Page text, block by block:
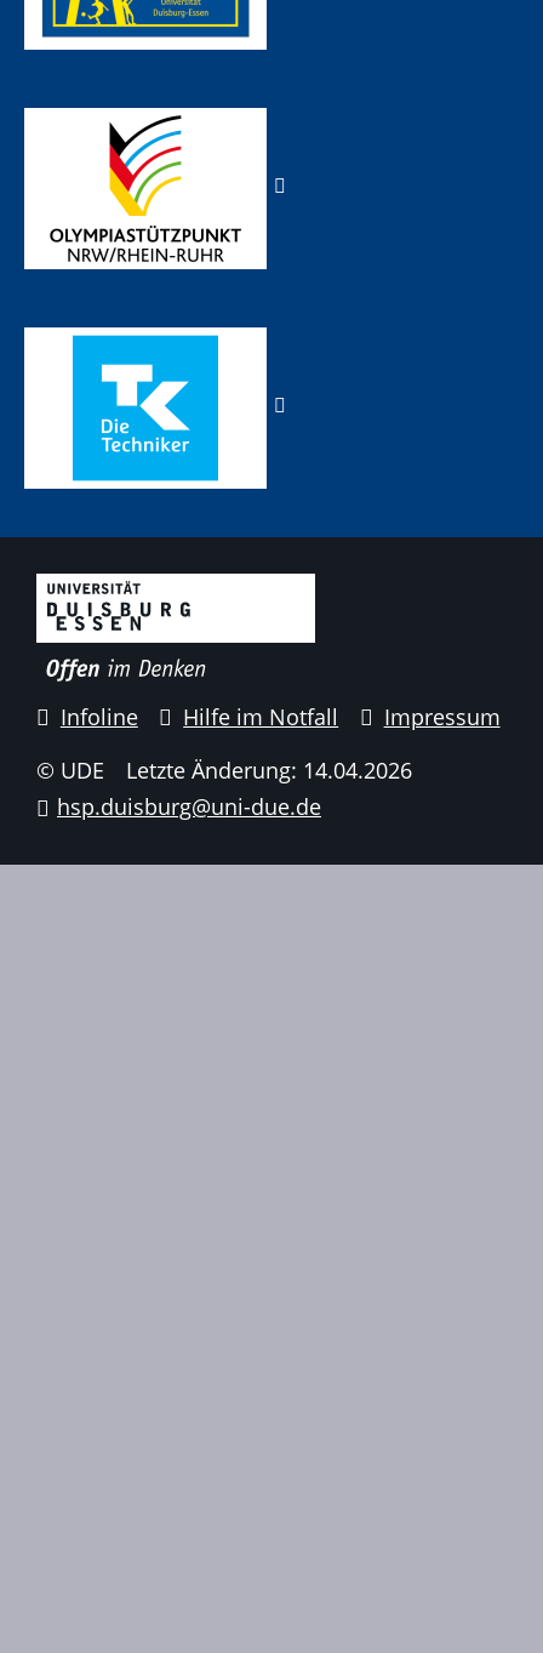
Infoline Hilfe im Notfall
Impressum
© UDE
Letzte Änderung: 14.04.2026
hsp.duisburg@uni-due.de